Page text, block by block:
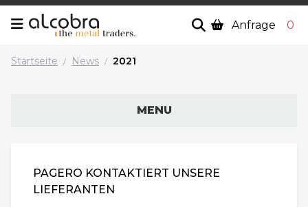
Anfrage 0
Startseite / News / 2021
MENU
PAGERO KONTAKTIERT UNSERE
LIEFERANTEN